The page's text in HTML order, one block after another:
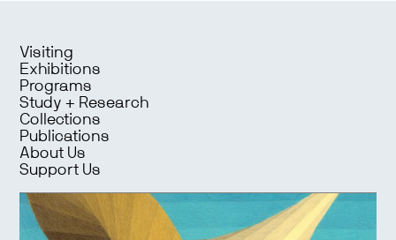
Visiting
Exhibitions
Programs
Study + Research
Collections
Publications
About Us
Support Us